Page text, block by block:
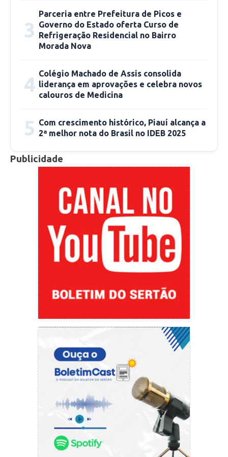
empreendedores e terão impacto direto na
elevação das despesas da União. São ações
necessárias, pois se trata de uma situação
econômica colocou muitos cidadãos em
situação de extrema vulnerabilidade.
União para 2020 projetava um déficit primário
toda a arrecadação de impostos e pagar as
despesas (sem incluir juros) ainda iriam faltar
R$ 124 bilhões! Lembrando que isso era antes
dos efeitos da pandemia. Com os gastos
relativos às medidas de combate ao novo
corona vírus, associadas às demais medidas
econômicas para garantir renda mínima aos
mais vulneráveis, além dos gastos que virão
para estimular a retomada do crescimento
econômico, esse déficit vai se multiplicar de
maneira acentuada. Alguns economistas já
mencionam a cifra de R$ 500 bilhões. Se o
rombo será maior, os próximos meses
mostrarão.
A União tem poder bem maior que os demais
entes federativos para conseguir dinheiro. O
governo federal pode lançar mão de três
mecanismos para isso, comumente citados em
livros básicos de economia. São eles: aumentar
impostos, tomar dinheiro emprestado
3
Parceria entre Prefeitura de Picos e
Governo do Estado oferta Curso de
Refrigeração Residencial no Bairro
Morada Nova
4 Colégio Machado de Assis consolida
liderança em aprovações e celebra novos
calouros de Medicina
5 Com crescimento histórico, Piauí alcança a
2ª melhor nota do Brasil no IDEB 2025
Publicidade